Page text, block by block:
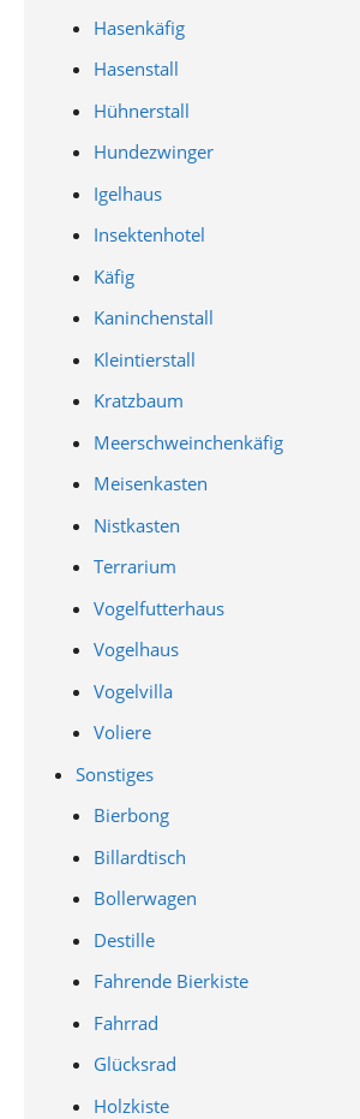
Hasenkäfig
Hasenstall
Hühnerstall
Hundezwinger
Igelhaus
Insektenhotel
Käfig
Kaninchenstall
Kleintierstall
Kratzbaum
Meerschweinchenkäfig
Meisenkasten
Nistkasten
Terrarium
Vogelfutterhaus
Vogelhaus
Vogelvilla
Voliere
Sonstiges
Bierbong
Billardtisch
Bollerwagen
Destille
Fahrende Bierkiste
Fahrrad
Glücksrad
Holzkiste